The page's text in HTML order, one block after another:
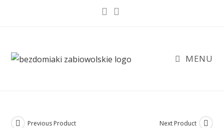
MENU
Previous Product Next Product